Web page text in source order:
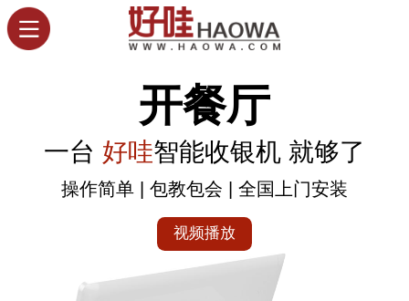
开餐厅
一台 好哇智能收银机 就够了
操作简单 | 包教包会 | 全国上门安装
视频播放